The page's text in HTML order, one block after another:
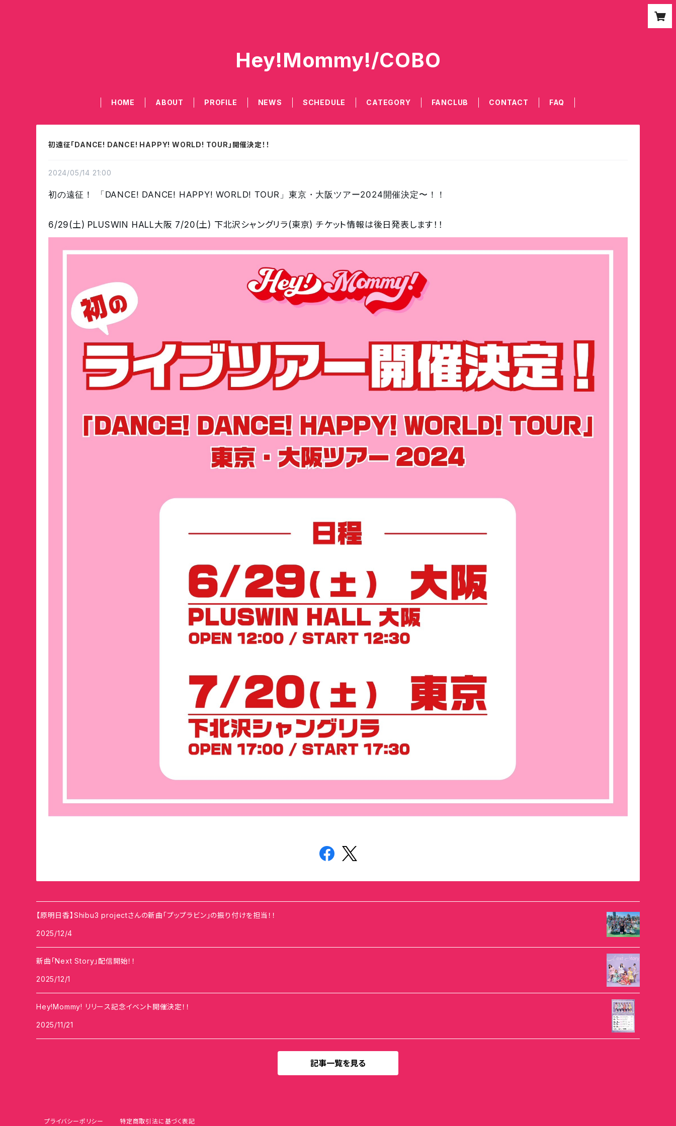
Hey!Mommy!/COBO
HOME ABOUT PROFILE NEWS SCHEDULE CATEGORY FANCLUB CONTACT FAQ
初遠征「DANCE! DANCE! HAPPY! WORLD! TOUR」開催決定！！
2024/05/14 21:00
初の遠征！ 「DANCE! DANCE! HAPPY! WORLD! TOUR」東京・大阪ツアー2024開催決定〜！！
6/29(土) PLUSWIN HALL大阪 7/20(土) 下北沢シャングリラ(東京) チケット情報は後日発表します！！
【原明日香】Shibu3 projectさんの新曲「プップラビン」の振り付けを担当！！
2025/12/4
新曲「Next Story」配信開始！！
2025/12/1
Hey!Mommy! リリース記念イベント開催決定！！
2025/11/21
記事一覧を見る
プライバシーポリシー 特定商取引法に基づく表記